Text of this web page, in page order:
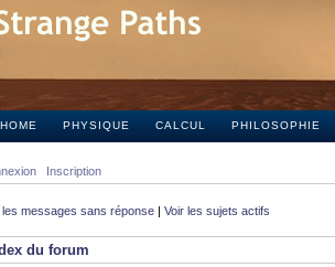
HOME PHYSIQUE CALCUL PHILOSOPHIE
Inscription
les messages sans réponse | Voir les sujets actifs
du forum